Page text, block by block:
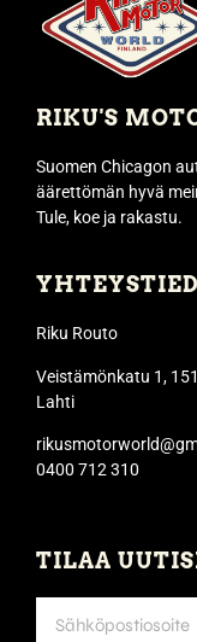
RIKU'S
Suomen Chicagon
äärettömän hyvä
Tule, koe ja rakastu.
Riku Routo
Veistämönkatu 1,
Lahti
0400 712 310
TILAA